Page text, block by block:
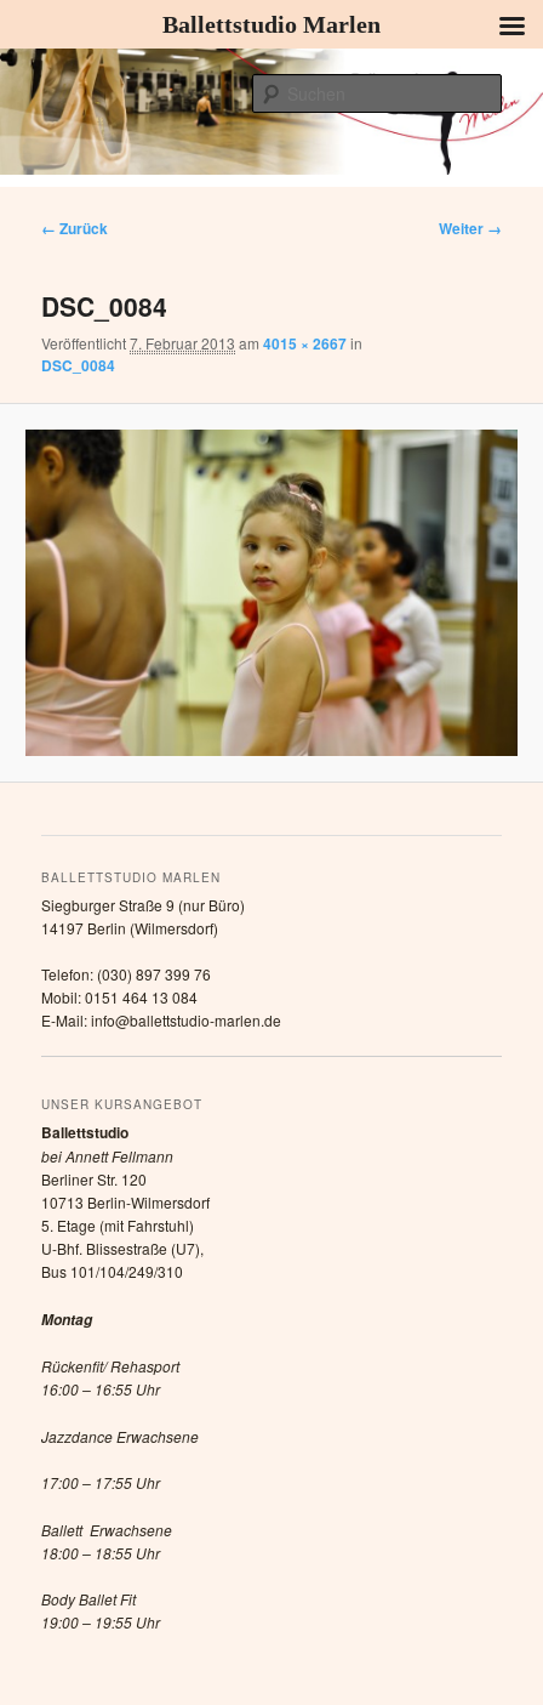
Zum
Inhalt
wechseln
Ballettstudio Marlen – Ballettkurse,
Tanzen
Ballettkurse, Kinderballett, Modern Dance, Tanzen
Bilder-
← Zurück Weiter →
DSC_0084
Veröffentlicht7. Februar 2013 am4015 × 2667in
DSC_0084
BALLETTSTUDIO MARLEN
Siegburger Straße 9 (nur Büro)
14197 Berlin (Wilmersdorf)
Telefon: (030) 897 399 76
Mobil: 0151 464 13 084
E-Mail: info@ballettstudio-marlen.de
UNSER KURSANGEBOT
Ballettstudio
bei Annett Fellmann
Berliner Str. 120
10713 Berlin-Wilmersdorf
5. Etage (mit Fahrstuhl)
U-Bhf. Blissestraße (U7),
Bus 101/104/249/310
Montag
Rückenfit/ Rehasport
16:00 – 16:55 Uhr
Jazzdance Erwachsene
17:00 – 17:55 Uhr
Ballett Erwachsene
18:00 – 18:55 Uhr
Body Ballet Fit
19:00 – 19:55 Uhr
Ballettstudio Marlen